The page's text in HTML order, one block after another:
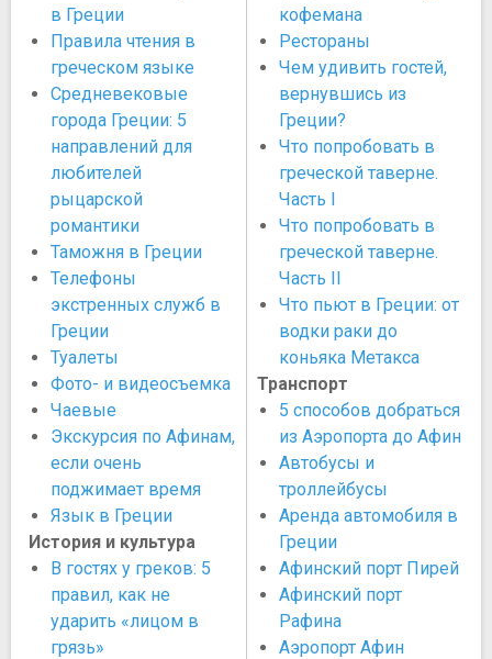
в Греции
Правила чтения в
греческом языке
Средневековые
города Греции: 5
направлений для
любителей
рыцарской
романтики
Таможня в Греции
Телефоны
экстренных служб в
Греции
Туалеты
Фото- и видеосъемка
Чаевые
Экскурсия по Афинам,
если очень
поджимает время
Язык в Греции
История и культура
В гостях у греков: 5
правил, как не
ударить «лицом в
грязь»
кофемана
Рестораны
Чем удивить гостей,
вернувшись из
Греции?
Что попробовать в
греческой таверне.
Часть I
Что попробовать в
греческой таверне.
Часть II
Что пьют в Греции: от
водки раки до
коньяка Метакса
Транспорт
5 способов добраться
из Аэропорта до Афин
Автобусы и
троллейбусы
Аренда автомобиля в
Греции
Афинский порт Пирей
Афинский порт
Рафина
Аэропорт Афин